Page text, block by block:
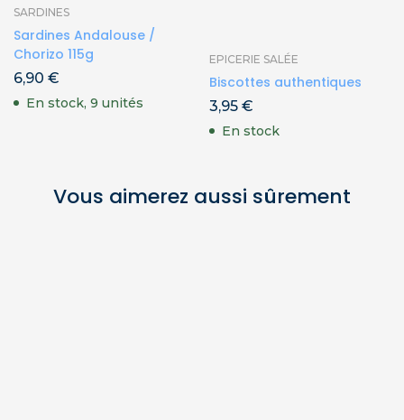
SARDINES
Sardines Andalouse /
Chorizo 115g
6,90 €
En stock, 9 unités
EPICERIE SALÉE
Biscottes authentiques
3,95 €
En stock
Vous aimerez aussi sûrement